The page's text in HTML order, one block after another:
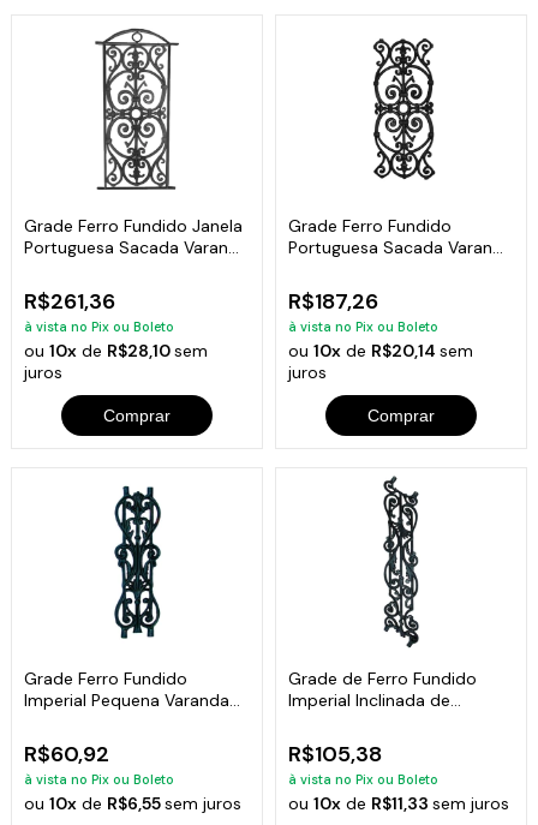
Grade Ferro Fundido Janela
Portuguesa Sacada Varanda
R$261,36
à vista no Pix ou Boleto
ou10x de R$28,10sem
juros
Comprar
Grade Ferro Fundido
Portuguesa Sacada Varanda
R$187,26
à vista no Pix ou Boleto
ou 10xde R$20,14 sem
juros
Comprar
Grade Ferro Fundido
Imperial Pequena Varanda
R$60,92
à vista no Pix ou Boleto
ou10x de R$6,55sem juros
Grade de Ferro Fundido
Imperial Inclinada de
R$105,38
à vista no Pix ou Boleto
ou 10xde R$11,33 sem juros